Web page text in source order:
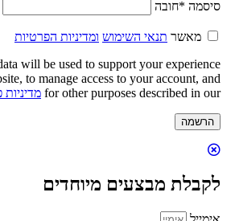
סיסמה *חובה
מאשר תנאי השימוש ומדיניות הפרטיות
will be used to support your experience
to manage access to your account, and
for other purposes described in our
הרשמה
לקבלת מבצעים מיוחדים